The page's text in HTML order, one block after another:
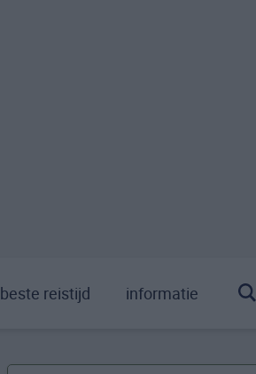
beste reistijd informatie